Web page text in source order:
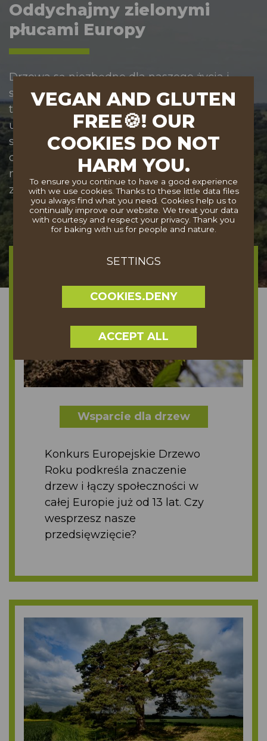
Oddychajmy zielonymi
płucami Europy
Drzewa są niezbędne dla naszego życia i
stanowią ważne ogniwo łączące przeszłość,
teraźniejszość i przyszłość. Łagodzą letnie
upały, pomagają nam wziąć głęboki oddech i
stabilizują klimat. Powinniśmy je chronić i
dbać o nie. Czy pomożesz w realizacji naszej
misji, aby przyszłe pokolenia mogły korzystać
z dobrodziejstw europejskich drzew?
Wsparcie dla drzew
Konkurs Europejskie Drzewo
Roku podkreśla znaczenie
drzew i łączy społeczności w
całej Europie już od 13 lat. Czy
wesprzesz nasze
przedsięwzięcie?
VEGAN AND GLUTEN
FREE🍪! OUR
COOKIES DO NOT
HARM YOU.
To ensure you continue to have a good experience
with we use cookies. Thanks to these little data files
you always find what you need. Cookies help us to
continually improve our website. We treat your data
with courtesy and respect your privacy. Thank you
for baking with us for people and nature.
SETTINGS
COOKIES.DENY
ACCEPT ALL